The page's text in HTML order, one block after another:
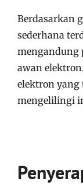
Berdasarkan
sederhana
mengandung
awan
elektron yang
mengelilingi